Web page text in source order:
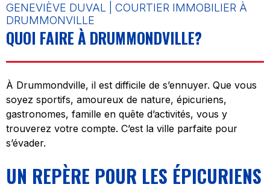
GENEVIÈVE DUVAL | COURTIER IMMOBILIER À
DRUMMONVILLE
QUOI FAIRE À DRUMMONDVILLE?
À Drummondville, il est difficile de s’ennuyer. Que vous
soyez sportifs, amoureux de nature, épicuriens,
gastronomes, famille en quête d’activités, vous y
trouverez votre compte. C’est la ville parfaite pour
s’évader.
UN REPÈRE POUR LES ÉPICURIENS